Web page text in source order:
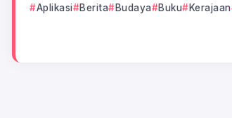
Aplikasi Berita Budaya Buku Kerajaan